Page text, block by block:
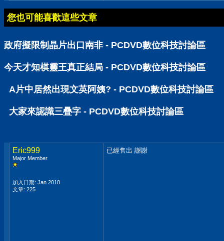
您也可能喜歡這些文章
政府擬限制晶片出口南非 - PCDVD數位科技討論區
今天才知棋靈王真正結局 - PCDVD數位科技討論區
A片中居然出現文英阿姨? - PCDVD數位科技討論區
大家來認識三疊字 - PCDVD數位科技討論區
Eric999
Major Member
加入日期: Jan 2018
文章: 225
已經售出 謝謝